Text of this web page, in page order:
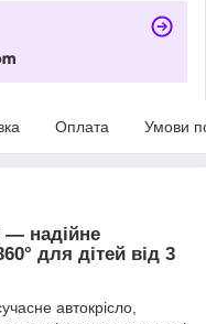
Оплата Умови
— надійне
для дітей від 3
автокрісло,